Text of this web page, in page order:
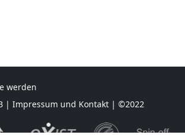
werden
| Impressum und Kontakt | ©2022